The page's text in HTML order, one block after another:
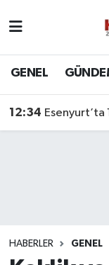
GENEL
12:34 Esenyurt’ta 10 Yıllık
HABERLER GENEL
Nöbetçi